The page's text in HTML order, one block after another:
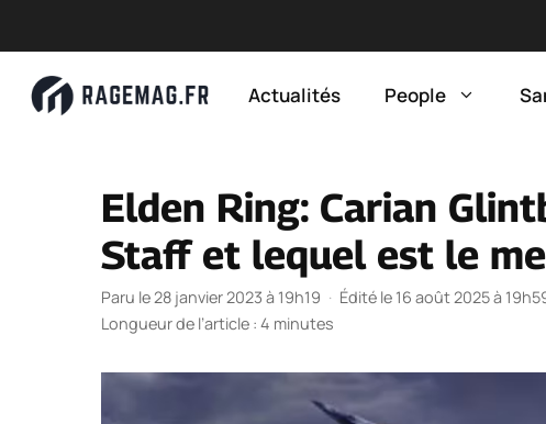
Actualités People
Elden Ring: Carian
Staff et lequel est le
Paru le 28 janvier 2023 à 19h19 · Édité le 16 août 2025 à
Longueur de l’article : 4 minutes